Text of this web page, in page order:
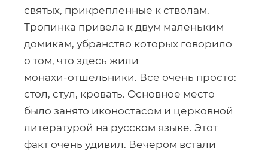
святых, прикрепленные к стволам.
Тропинка привела к двум маленьким
домикам, убранство которых говорило
о том, что здесь жили
монахи-отшельники. Все очень просто:
стол, стул, кровать. Основное место
было занято иконостасом и церковной
литературой на русском языке. Этот
факт очень удивил. Вечером встали